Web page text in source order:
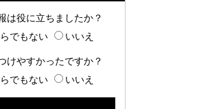
は役に立ちましたか？
でもない いいえ
けやすかったですか？
でもない いいえ